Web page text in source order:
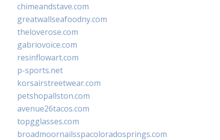
chimeandstave.com
greatwallseafoodny.com
theloverose.com
gabriovoice.com
resinflowart.com
p-sports.net
korsairstreetwear.com
petshopallston.com
avenue26tacos.com
topgglasses.com
broadmoornailsspacoloradosprings.com